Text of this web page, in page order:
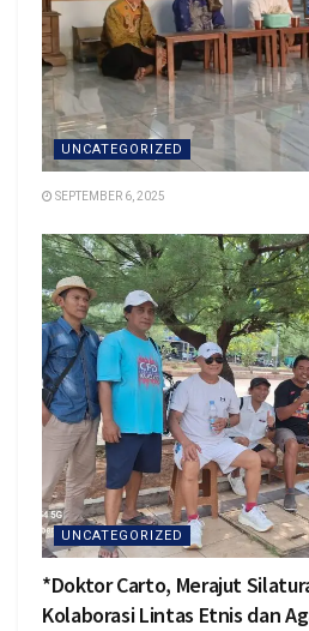
UNCATEGORIZED
SEPTEMBER 6, 2025
UNCATEGORIZED
*Doktor Carto, Merajut
Kolaborasi Lintas Etnis dan